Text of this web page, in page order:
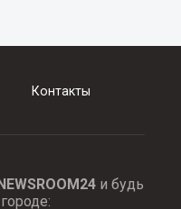
Контакты
и будь